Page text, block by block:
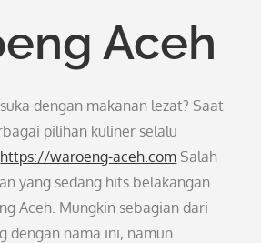
Aceh
dengan makanan lezat? Saat
pilihan kuliner selalu
https://waroeng-aceh.com Salah
yang sedang hits belakangan
Aceh. Mungkin sebagian dari
dengan nama ini, namun